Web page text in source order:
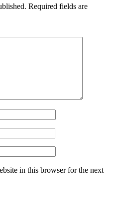
Required fields are
in this browser for the next